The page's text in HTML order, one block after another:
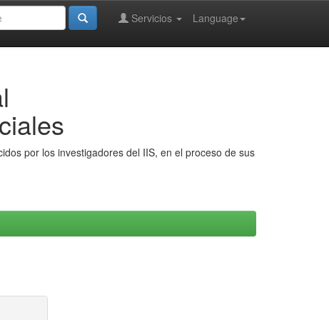
Language
Servicios
por los investigadores del IIS, en el proceso de sus